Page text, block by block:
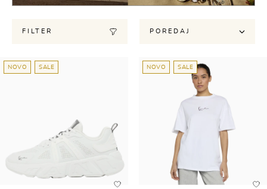
FILTER POREDAJ
NOVO SALE NOVO SALE